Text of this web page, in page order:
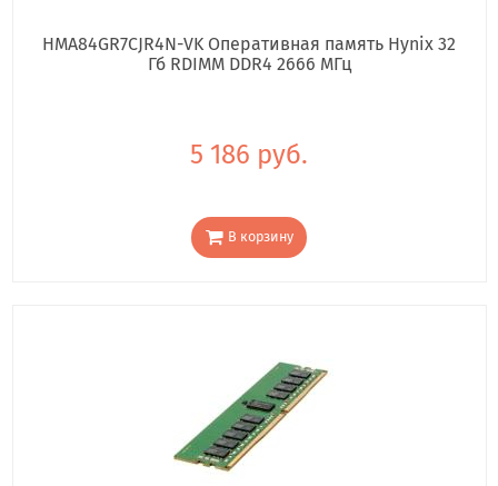
HMA84GR7CJR4N-VK Оперативная память Hynix 32
Гб RDIMM DDR4 2666 МГц
5 186 руб.
В корзину